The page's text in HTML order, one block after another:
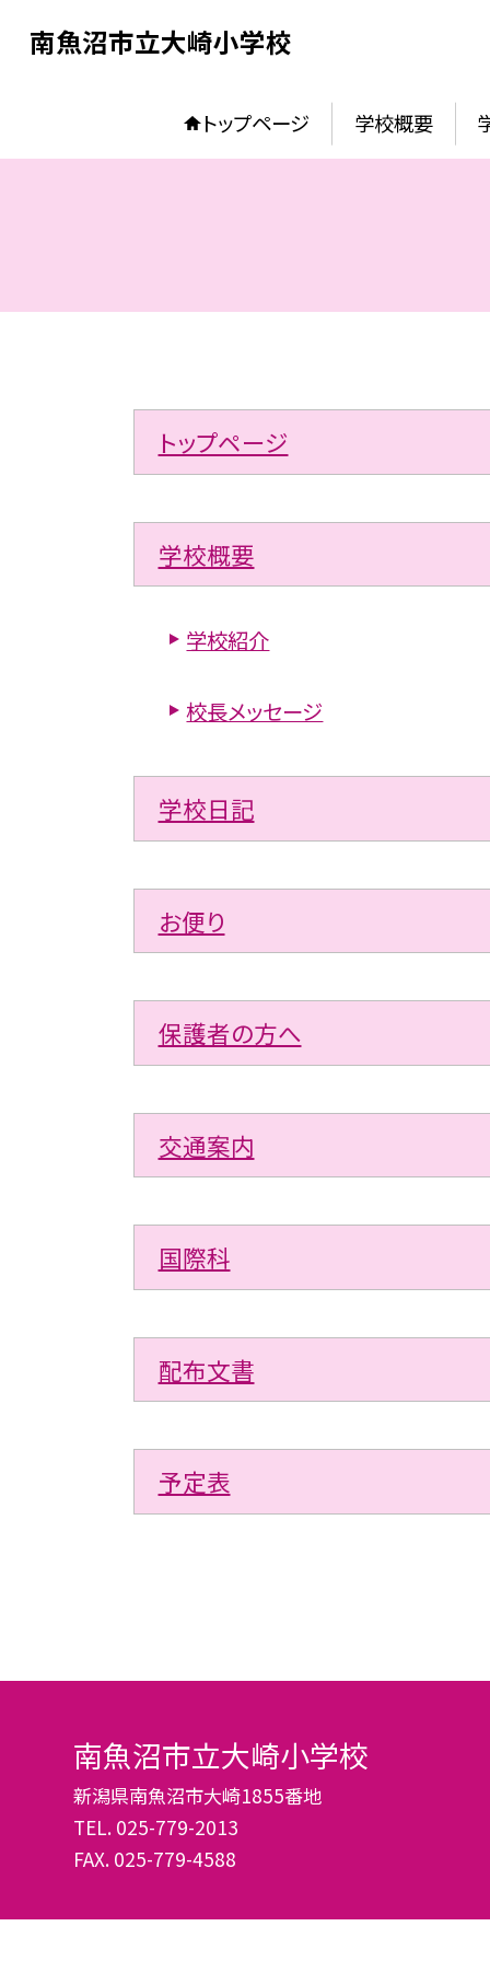
南魚沼市立大崎小学校
トップページ 学校概要
トップページ
学校概要
学校紹介
校長メッセージ
学校日記
お便り
保護者の方へ
交通案内
国際科
配布文書
予定表
南魚沼市立大崎小学校
新潟県南魚沼市大崎1855番地
TEL. 025-779-2013
FAX. 025-779-4588